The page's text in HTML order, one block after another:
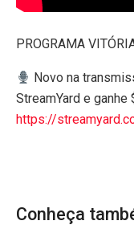
PROGRAMA
Novo na
StreamYard e
https://
Conheça